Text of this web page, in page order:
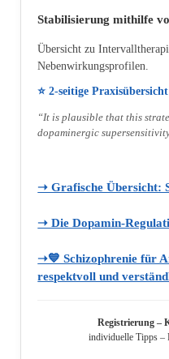
Stabilisierung mithilfe
Übersicht zu
Nebenwirkungsprofilen.
⭐ 2‑seitige
“It is plausible that this
dopaminergic
➝ Grafische Übersicht:
➝ Die
➝💙 Schizophrenie für
respektvoll und
Registrierung –
individuelle Tipps –